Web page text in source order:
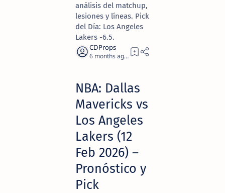
análisis del matchup,
lesiones y líneas. Pick
del Día: Los Angeles
Lakers -6.5.
6 months ago 6
NBA: Dallas
Mavericks vs
Los Angeles
Lakers (12
Feb 2026) –
Pronóstico y
Pick